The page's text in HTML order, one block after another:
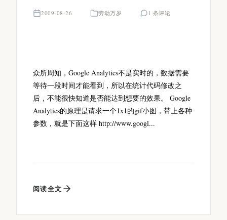
2009-08-26 劳动万岁 1 条评论
众所周知，Google Analytics不是实时的，数据需要
等待一段时间才能看到，所以在统计代码修改之
后，不能很快知道是否能达到想要的效果。 Google
Analytics的原理是请求一个1x1的gif小图，带上各种
参数，就是下面这样 http://www.googl...
阅读全文